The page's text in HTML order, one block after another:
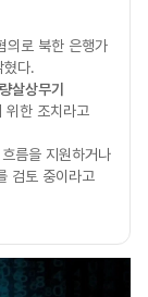
의로 북한 은행가
혔다.
살상무기
위한 조치라고
름을 지원하거나
검토 중이라고